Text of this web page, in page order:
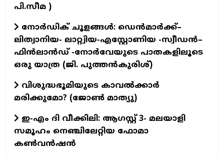
പി.സീമ )
നോർഡിക് ചൂളങ്ങൾ: ഡെൻമാർക്ക്–
ലിത്വാനിയ- ലാറ്റ്വിയ-എസ്റ്റോണിയ -സ്വീഡൻ–
ഫിൻലാൻഡ് -നോർവേയുടെ പാതകളിലൂടെ
ഒരു യാത്ര (ജി. പുത്തൻകുരിശ്)
വിശുദ്ധഭൂമിയുടെ കാവല്‍ക്കാര്‍
മരിക്കുമോ? (ജോണ്‍ മാത്യു)
ഇ-എം ദി വീക്കിലി: ആഗസ്റ്റ് 3- മലയാളി
സമൂഹം നെഞ്ചിലേറ്റിയ ഫോമാ
കൺവൻഷൻ